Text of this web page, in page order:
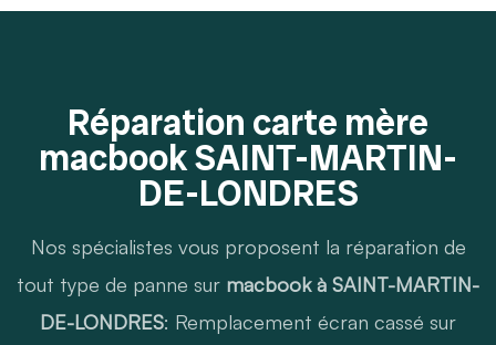
Réparation carte mère
macbook SAINT-MARTIN-
DE-LONDRES
Nos spécialistes vous proposent la réparation de
tout type de panne sur macbook à SAINT-MARTIN-
DE-LONDRES: Remplacement écran cassé sur